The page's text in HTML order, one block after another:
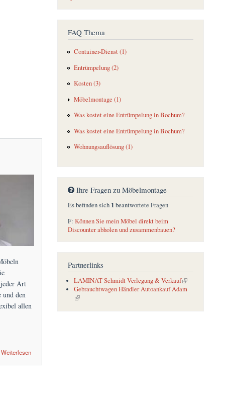
Art
und den
allen
Weiterlesen
FAQ Thema
Container-Dienst (1)
Entrümpelung (2)
Kosten (3)
Möbelmontage (1)
Was kostet eine Entrümpelung in Bochum?
Was kostet eine Entrümpelung in Bochum?
Wohnungsauflösung (1)
Ihre Fragen zu Möbelmontage
Es befinden sich 1beantwortete Fragen
F: Können Sie mein Möbel direkt beim
Discounter abholen und zusammenbauen?
Partnerlinks
LAMINAT Schmidt Verlegung & Verkauf
(link is external)
Gebrauchtwagen Händler Autoankauf Adam
(link is external)